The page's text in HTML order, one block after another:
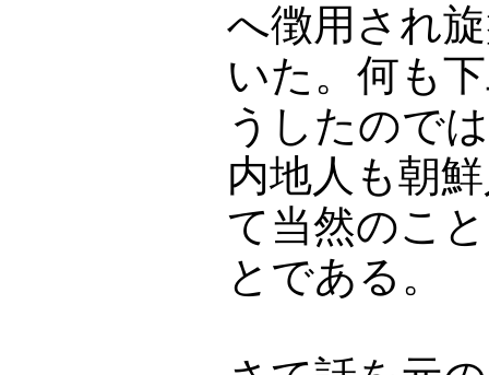
へ徴用され
いた。何も
うしたので
内地人も朝
て当然のこ
とである。